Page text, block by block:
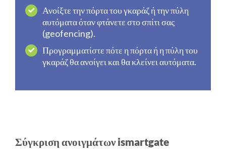
Ανοίξτε την πόρτα του γκαράζ ή την πύλη
αυτόματα όταν φτάνετε στο σπίτι σας
(geofencing).
Προγραμματίστε πότε η πόρτα ή η πύλη του
γκαράζ θα ανοίγει και θα κλείνει αυτόματα.
Σύγκριση ανοιγμάτων ismartgate